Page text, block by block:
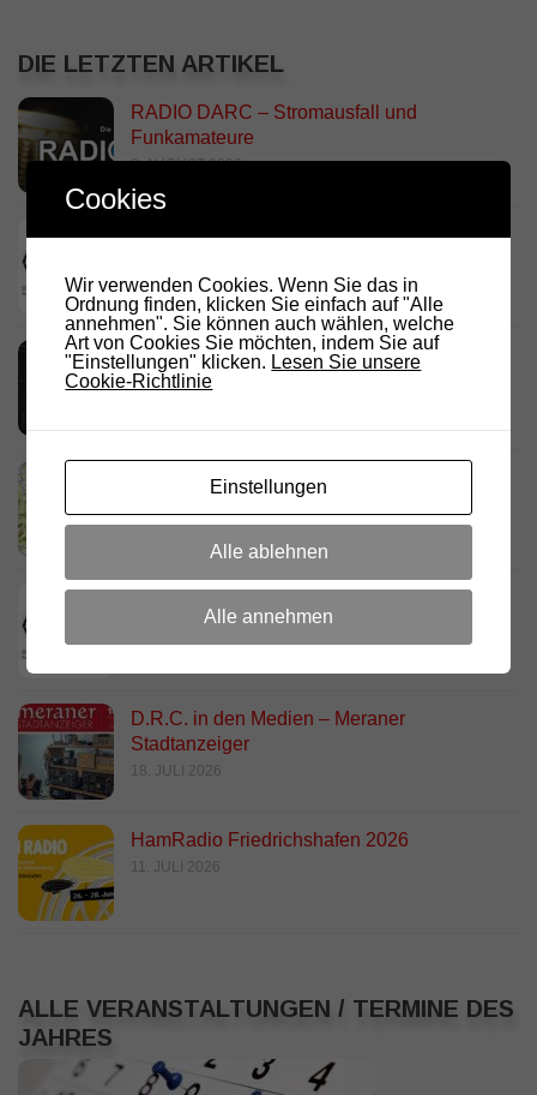
DIE LETZTEN ARTIKEL
RADIO DARC – Stromausfall und
Funkamateure
2. AUGUST 2026
Deutschland Rundspruch 30/2026
Neues dashboard für APRS Digi
28. JULI 2026
Link Südtirol Murnau Süd ändert QRG und
23. JULI 2026
23. JULI 2026
D.R.C. in den Medien – Meraner
Stadtanzeiger
18. JULI 2026
HamRadio Friedrichshafen 2026
11. JULI 2026
ALLE VERANSTALTUNGEN / TERMINE DES
JAHRES
Cookies
Wir verwenden Cookies. Wenn Sie das in
Ordnung finden, klicken Sie einfach auf "Alle
annehmen". Sie können auch wählen, welche
Art von Cookies Sie möchten, indem Sie auf
"Einstellungen" klicken. Lesen Sie unsere
Cookie-Richtlinie
Einstellungen
Alle ablehnen
Alle annehmen